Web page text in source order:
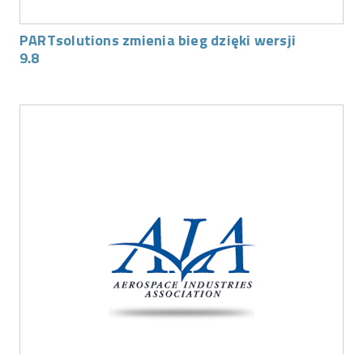
PARTsolutions zmienia bieg dzięki wersji
9.8